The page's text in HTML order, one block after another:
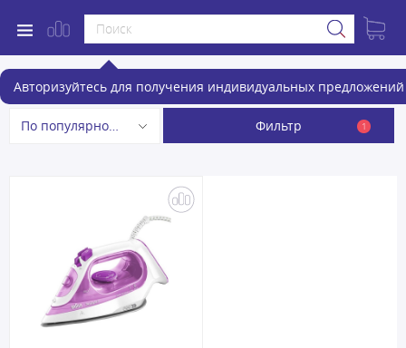
Авторизуйтесь для получения индивидуальных предложений
Утюги
По популярности Фильтр 1